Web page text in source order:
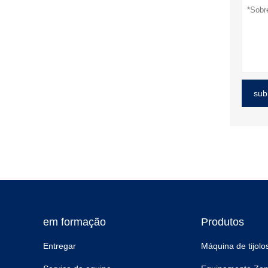
em formação
Entregar
Produtos
Máquina de